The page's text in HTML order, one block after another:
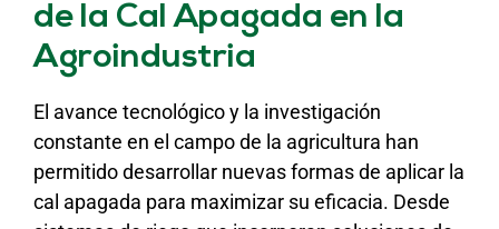
de la Cal Apagada en la
Agroindustria
El avance tecnológico y la investigación
constante en el campo de la agricultura han
permitido desarrollar nuevas formas de aplicar la
cal apagada para maximizar su eficacia. Desde